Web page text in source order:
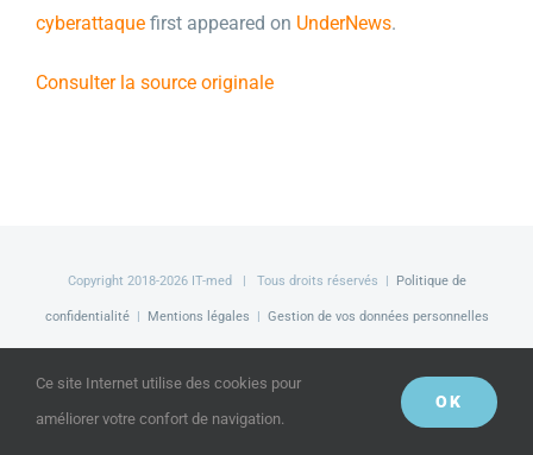
cyberattaque first appeared on UnderNews.
Consulter la source originale
Copyright 2018-2026 IT-med | Tous droits réservés | Politique de
confidentialité| Mentions légales | Gestion de vos données personnelles
Ce site Internet utilise des cookies pour
améliorer votre confort de navigation.
OK